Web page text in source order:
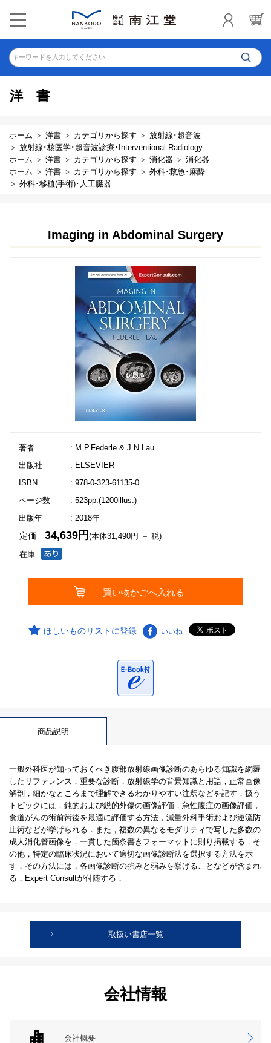
キーワードを入力してください
洋書
ホーム 洋書 カテゴリから探す
放射線･超音波
放射線･核医学･超音波診療･Interventional Radiology
ホーム
洋書 カテゴリから探す 消化器
消化器
ホーム
洋書 カテゴリから探す
外科･救急･麻酔
外科･移植(手術)･人工臓器
Imaging in Abdominal Surgery
著者
: M.P.Federle & J.N.Lau
出版社
: ELSEVIER
ISBN
: 978-0-323-61135-0
ページ数
: 523pp.(1200illus.)
出版年
: 2018年
在庫
定価34,639円(本体31,490円 ＋ 税)
ほしいものリストに登録 いいね
商品説明
一般外科医が知っておくべき腹部放射線画像診断のあらゆる知識を網羅
したリファレンス．重要な診断，放射線学の背景知識と用語，正常画像
解剖，細かなところまで理解できるわかりやすい注釈などを記す．扱う
トピックには，鈍的および鋭的外傷の画像評価，急性腹症の画像評価，
食道がんの術前術後を最適に評価する方法，減量外科手術および逆流防
止術などが挙げられる．また，複数の異なるモダリティで写した多数の
成人消化管画像を，一貫した箇条書きフォーマットに則り掲載する．そ
の他，特定の臨床状況において適切な画像診断法を選択する方法を示
す．その方法には，各画像診断の強みと弱みを挙げることなどが含まれ
る．Expert Consultが付随する．
取扱い書店一覧
会社情報
会社概要